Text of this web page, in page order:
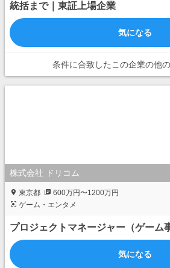
統括まで｜東証上場企業
気になる
条件に合致したこの企業の他の
株式会社 ドリコム
東京都
600万円〜1200万円
ゲーム・エンタメ
プロジェクトマネージャー（ゲーム
気になる